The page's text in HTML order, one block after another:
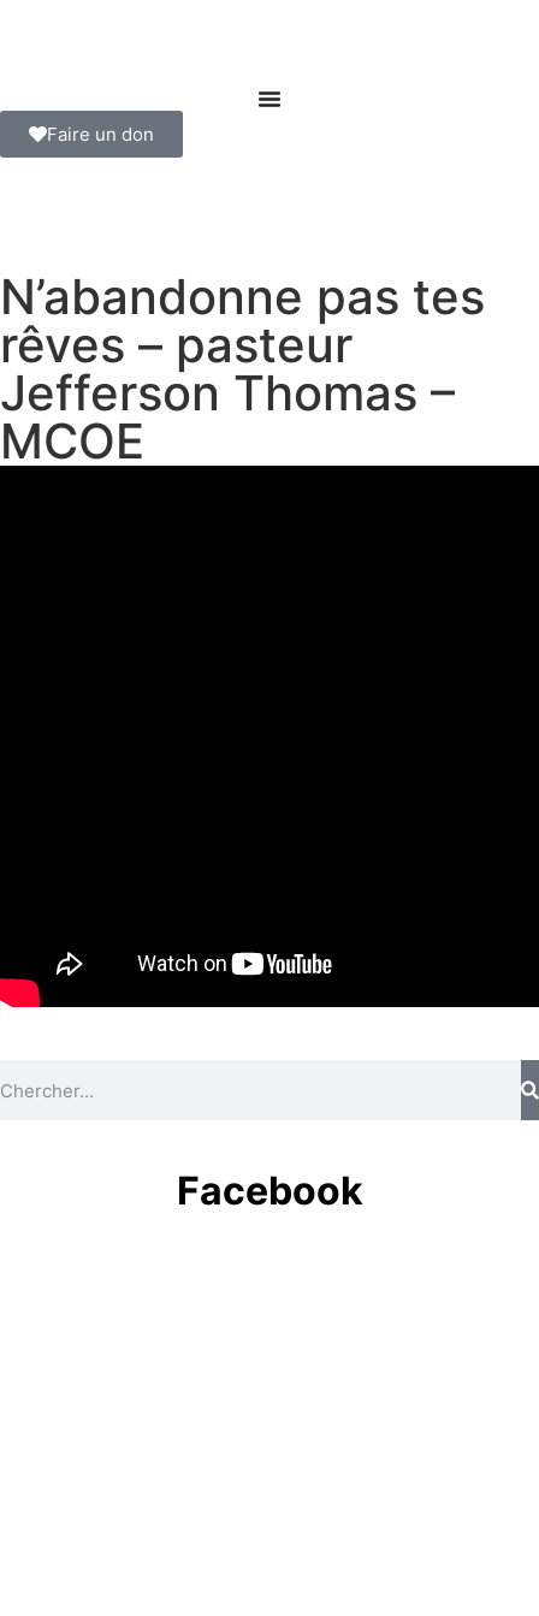
Faire un don
N’abandonne pas tes
rêves – pasteur
Jefferson Thomas –
MCOE
Facebook